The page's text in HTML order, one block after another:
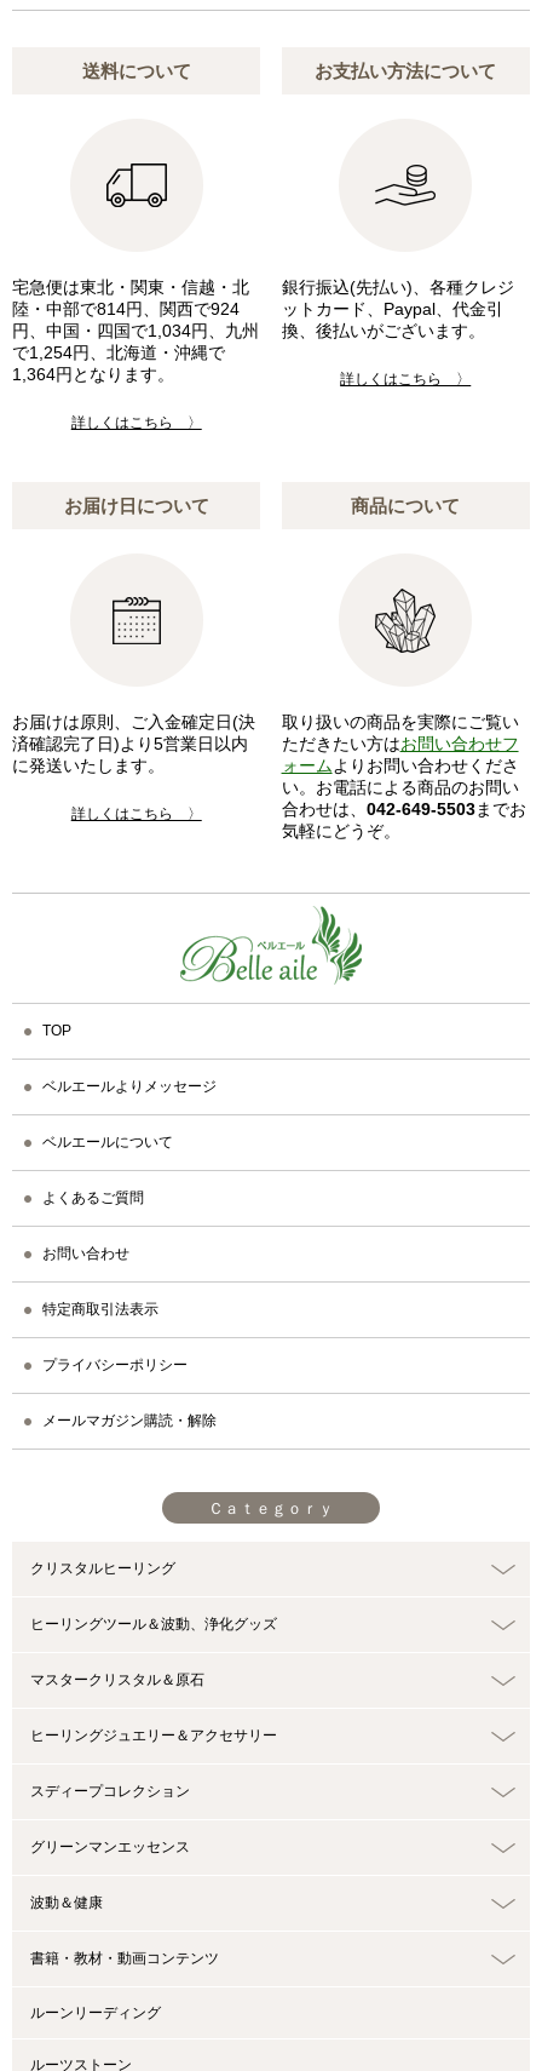
送料について
宅急便は東北・関東・信越・北
陸・中部で814円、関西で924
円、中国・四国で1,034円、九州
で1,254円、北海道・沖縄で
1,364円となります。
詳しくはこちら 〉
お支払い方法について
銀行振込(先払い)、各種クレジ
ットカード、Paypal、代金引
換、後払いがございます。
詳しくはこちら 〉
お届け日について
お届けは原則、ご入金確定日(決
済確認完了日)より5営業日以内
に発送いたします。
詳しくはこちら 〉
商品について
取り扱いの商品を実際にご覧い
ただきたい方はお問い合わせフ
ォームよりお問い合わせくださ
い。お電話による商品のお問い
合わせは、 042-649-5503までお
気軽にどうぞ。
TOP
ベルエールよりメッセージ
ベルエールについて
よくあるご質問
お問い合わせ
特定商取引法表示
プライバシーポリシー
メールマガジン購読・解除
Ｃａｔｅｇｏｒｙ
クリスタルヒーリング
ヒーリングツール＆波動、浄化グッズ
マスタークリスタル＆原石
ヒーリングジュエリー＆アクセサリー
スディープコレクション
グリーンマンエッセンス
波動＆健康
書籍・教材・動画コンテンツ
ルーンリーディング
ルーツストーン